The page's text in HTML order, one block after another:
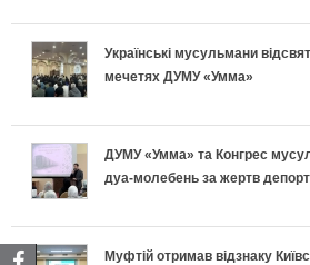
Українські мусульмани
мечетях ДУМУ «Умма»
ДУМУ «Умма» та Конгрес
дуа-молебень за жертв
Муфтій отримав відзнаку